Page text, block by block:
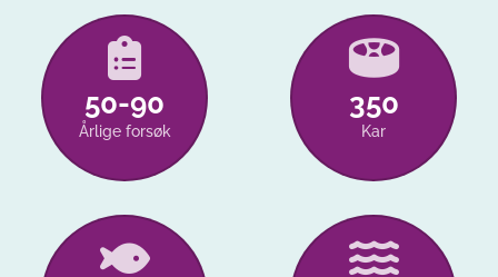
50-90
Årlige forsøk
350
Kar